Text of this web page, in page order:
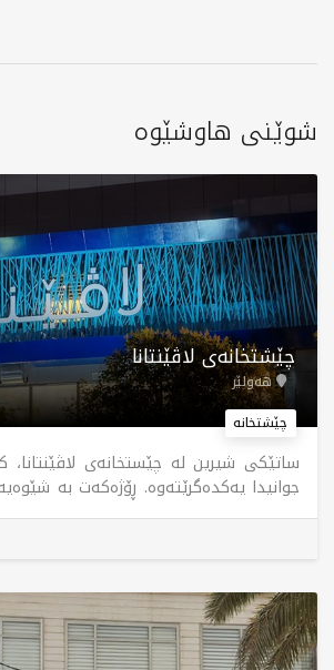
شوێنی هاوشێوە
چێشتخانەی لاڤێنتانا
هەولێر
چێشتخانە
ساتێکی شیرین لە چێستخانەی
جوانیدا یەکدەگرێتەوە. ڕۆژەکەت بە
نانی بەیانی لاڤێنتانەوە دەستپێبکە،